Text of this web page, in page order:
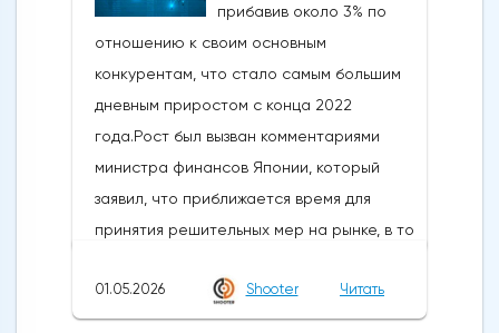
прибавив около 3% по
отношению к своим основным
конкурентам, что стало самым большим
дневным приростом с конца 2022
года.Рост был вызван комментариями
министра финансов Японии, который
заявил, что приближается время для
принятия решительных мер на рынке, в то
ссылкой на правительство и центральный
банк говорилось, что японские власти
01.05.2026 Shooter Читать